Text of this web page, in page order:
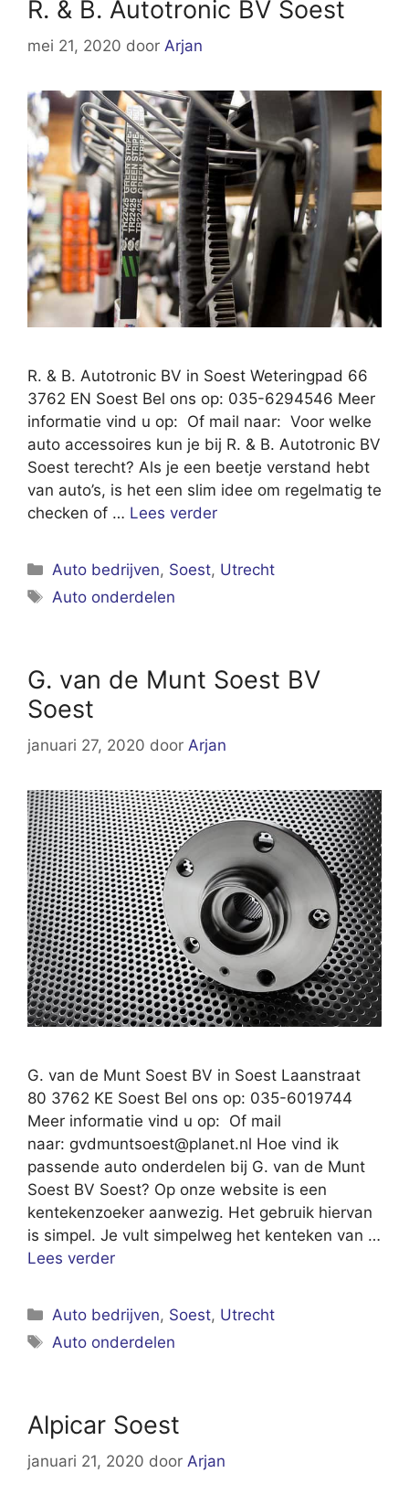
R. & B. Autotronic BV Soest
mei 21, 2020 door Arjan
R. & B. Autotronic BV in Soest Weteringpad 66
3762 EN Soest Bel ons op: 035-6294546 Meer
informatie vind u op: Of mail naar: Voor welke
auto accessoires kun je bij R. & B. Autotronic BV
Soest terecht? Als je een beetje verstand hebt
van auto’s, is het een slim idee om regelmatig te
checken of … Lees verder
Categorieën
Auto bedrijven, Soest, Utrecht
Tags
Auto onderdelen
G. van de Munt Soest BV
Soest
januari 27, 2020 door Arjan
G. van de Munt Soest BV in Soest Laanstraat
80 3762 KE Soest Bel ons op: 035-6019744
Meer informatie vind u op: Of mail
naar: gvdmuntsoest@planet.nl Hoe vind ik
passende auto onderdelen bij G. van de Munt
Soest BV Soest? Op onze website is een
kentekenzoeker aanwezig. Het gebruik hiervan
is simpel. Je vult simpelweg het kenteken van …
Lees verder
Categorieën
Auto bedrijven, Soest, Utrecht
Tags
Auto onderdelen
Alpicar Soest
januari 21, 2020 door Arjan